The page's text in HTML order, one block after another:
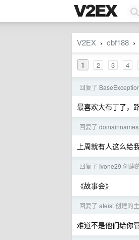
V2EX › cbf188 ›
1 2 3 4
回复了
最喜欢大布丁了，
回复了
上周就有人这么给
回复了 Ivone29 创建
《故事会》
回复了 ateist创建的
难道不是他们给你